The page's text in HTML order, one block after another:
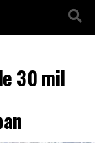
30 mil